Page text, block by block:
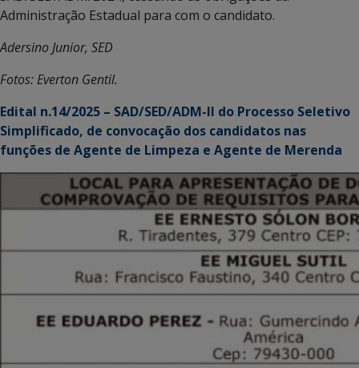
Administração Estadual para com o candidato.
Adersino Junior, SED
Fotos: Everton Gentil.
Edital n.14/2025 – SAD/SED/ADM-II do Processo Seletivo
Simplificado, de convocação dos candidatos nas
funções de Agente de Limpeza e Agente de Merenda